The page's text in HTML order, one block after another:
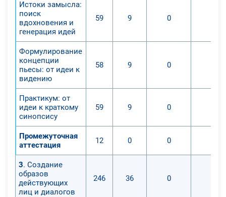
Истоки замысла:
поиск
вдохновения и
генерация идей
59 9 0
Формулирование
концепции
пьесы: от идеи к
видению
58 9 0
Практикум: от
идеи к краткому
синопсису
59 9 0
Промежуточная
аттестация
12 0 0
3. Создание
образов
действующих
лиц и диалогов
246 36 0